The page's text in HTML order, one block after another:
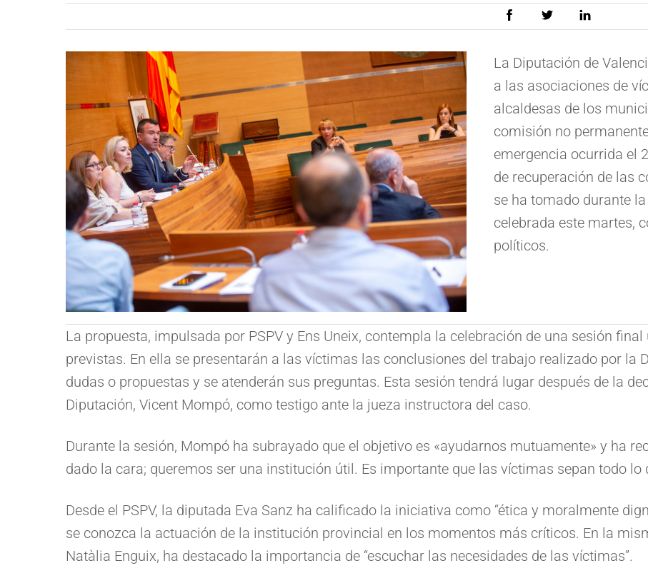
La Diputación de
a las asociaciones de
alcaldesas de los
comisión no
emergencia ocurrida el
de recuperación de las
se ha tomado durante
celebrada este martes,
políticos.
La propuesta, impulsada por PSPV y Ens Uneix, contempla la celebración de una sesión
previstas. En ella se presentarán a las víctimas las conclusiones del trabajo realizado por la
dudas o propuestas y se atenderán sus preguntas. Esta sesión tendrá lugar después de la
Diputación, Vicent Mompó, como testigo ante la jueza instructora del caso.
Durante la sesión, Mompó ha subrayado que el objetivo es «ayudarnos mutuamente» y ha
dado la cara; queremos ser una institución útil. Es importante que las víctimas sepan todo lo
Desde el PSPV, la diputada Eva Sanz ha calificado la iniciativa como “ética y moralmente
se conozca la actuación de la institución provincial en los momentos más críticos. En la
Natàlia Enguix, ha destacado la importancia de “escuchar las necesidades de las víctimas”.